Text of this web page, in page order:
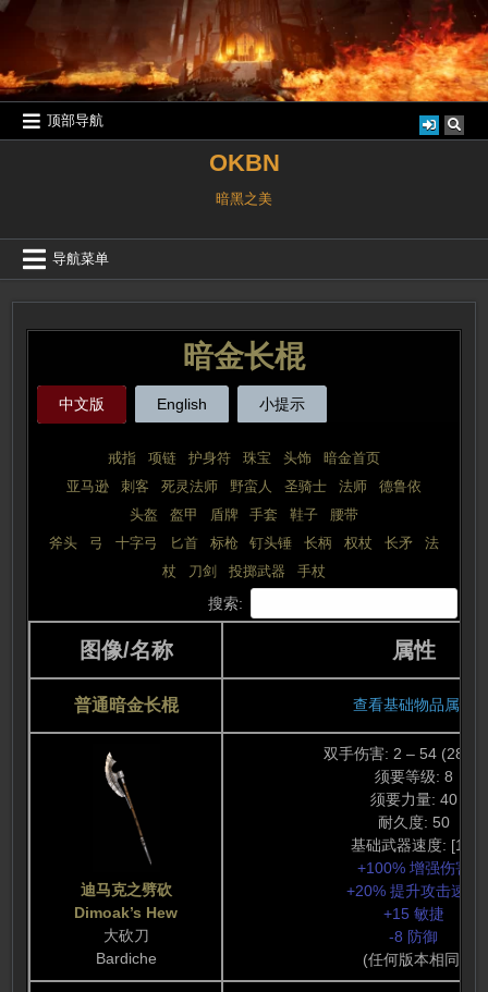
跳
容
顶部导航
OKBN
暗黑之美
导航菜单
暗金长棍
中文版 English 小提示
戒指 | 项链 | 护身符 珠宝 头饰 | 暗金首页
亚马逊 | 刺客 | 死灵法师 野蛮人 圣骑士 | 法师 | 德鲁依
头盔
盔甲 盾牌 | 手套 | 鞋子
腰带
斧头 | 弓 十字弓 匕首 | 标枪 | 钉头锤 | 长柄 | 权杖 | 长矛 | 法
杖
刀剑 投掷武器 手杖
搜索:
图像/名称 属性
普通暗金长棍 查看基础物品属性
迪马克之劈砍
Dimoak’s Hew
大砍刀
Bardiche
双手伤害: 2 – 54 (28 平
须要等级: 8
须要力量: 40
耐久度: 50
基础武器速度: [10]
+100% 增强伤害
+20% 提升攻击速度
+15 敏捷
-8 防御
(任何版本相同)